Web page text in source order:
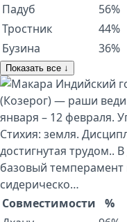
Падуб
56%
Тростник
44%
Бузина
36%
Показать все ↓
Индийский
(Козерог) — раши
января – 12 февраля.
Стихия: земля.
достигнутая трудом..
базовый
сидерическо…
Совместимости
%